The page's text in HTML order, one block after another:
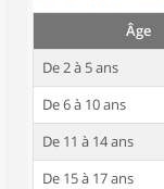
Âge
De 2 à 5 ans
De 6 à 10 ans
De 11 à 14 ans
De 15 à 17 ans